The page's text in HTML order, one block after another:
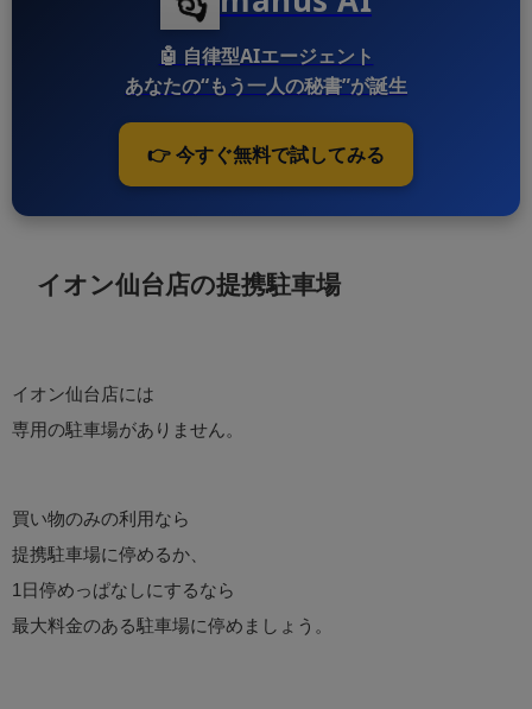
🤖 自律型AIエージェント
あなたの“もう一人の秘書”が誕生
👉 今すぐ無料で試してみる
イオン仙台店の提携駐車場
イオン仙台店には
専用の駐車場がありません。
買い物のみの利用なら
提携駐車場に停めるか、
1日停めっぱなしにするなら
最大料金のある駐車場に停めましょう。